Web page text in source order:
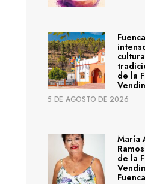
de la
5 DE AGOSTO DE 2026
María
de la